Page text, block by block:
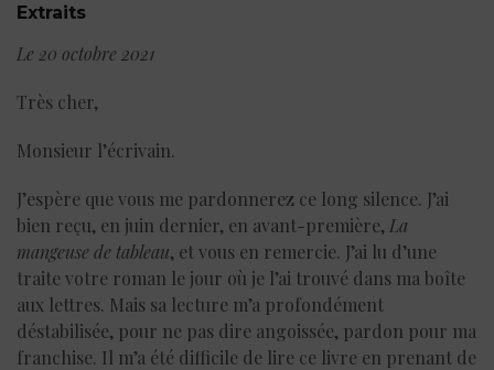
Extraits
Le 20 octobre 2021
Très cher,
Monsieur l’écrivain.
J’espère que vous me pardonnerez ce long silence. J’ai
bien reçu, en juin dernier, en avant-première, La
mangeuse de tableau, et vous en remercie. J’ai lu d’une
traite votre roman le jour où je l’ai trouvé dans ma boîte
aux lettres. Mais sa lecture m’a profondément
déstabilisée, pour ne pas dire angoissée, pardon pour ma
franchise. Il m’a été difficile de lire ce livre en prenant de